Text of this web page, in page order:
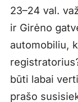
23–24 val.
ir Girėno
automobiliu,
būti labai
prašo